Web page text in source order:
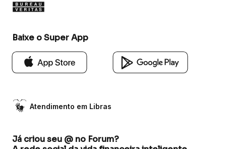
Baixe o Super App
Atendimento em Libras
Já criou seu @ no Forum?